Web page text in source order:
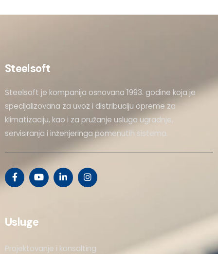
Steelsoft
Steelsoft je kompanija osnovana 1993. godine koja je
specijalizovana za uvoz i distribuciju opreme za
klimatizaciju, kao i za pružanje usluga ugradnje,
servisiranja i inženjeringa pomenutih sistema.
Usluge
Projektovanje i konsalting